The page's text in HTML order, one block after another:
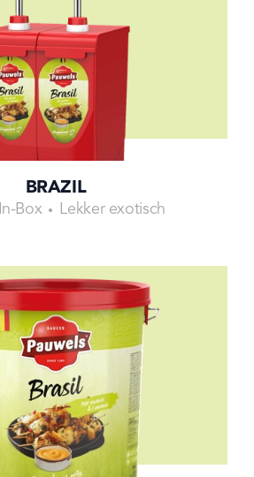
BRAZIL
Box Lekker exotisch